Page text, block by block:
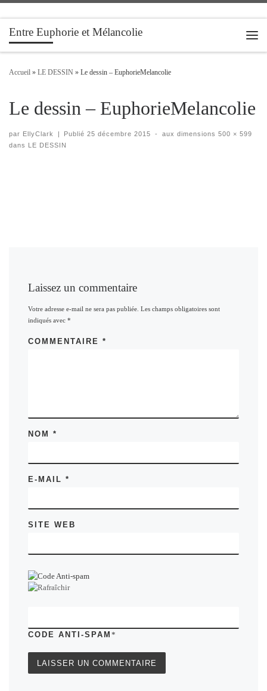
Passer au contenu
Entre Euphorie et Mélancolie
Accueil » LE DESSIN » Le dessin – EuphorieMelancolie
Le dessin – EuphorieMelancolie
par EllyClark Publié25 décembre 2015 - aux dimensions 500 × 599
dans
LE DESSIN
Laissez un commentaire
Votre adresse e-mail ne sera pas publiée. Les champs obligatoires sont
indiqués avec*
COMMENTAIRE*
NOM*
E-MAIL*
SITE WEB
CODE ANTI-SPAM*